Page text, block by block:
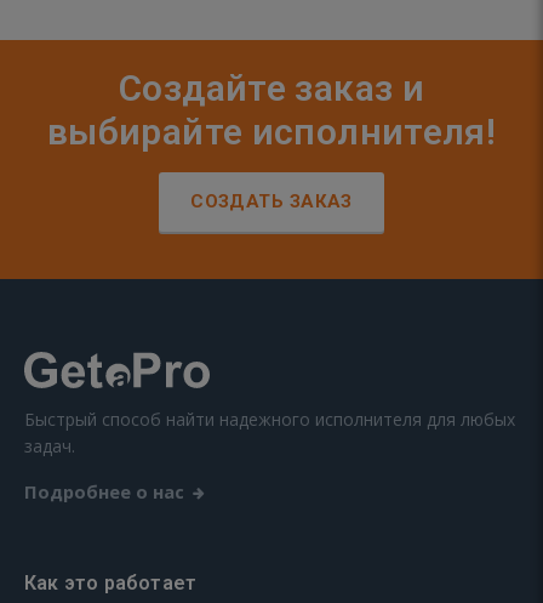
Создайте заказ и
выбирайте исполнителя!
СОЗДАТЬ ЗАКАЗ
Быстрый способ найти надежного исполнителя для любых
задач.
Подробнее о нас
Как это работает